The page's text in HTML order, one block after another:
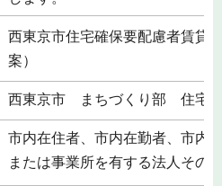
西東京市住宅確保要配慮者賃貸
案）
西東京市 まちづくり部 住宅
市内在住者、市内在勤者、市内
または事業所を有する法人その